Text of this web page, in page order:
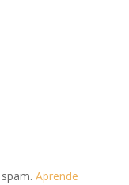
Aprende